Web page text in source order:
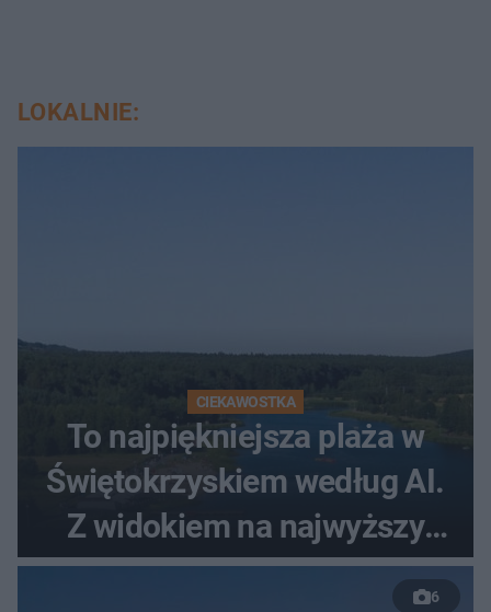
LOKALNIE:
CIEKAWOSTKA
To najpiękniejsza plaża w
Świętokrzyskiem według AI.
Z widokiem na najwyższy
szczyt Gór Świętokrzyskich
6